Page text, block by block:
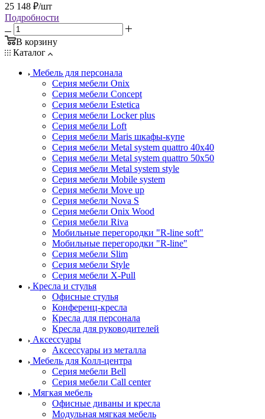
25 148 ₽/шт
Подробности
В корзину
Каталог
Мебель для персонала
Серия мебели Onix
Серия мебели Concept
Серия мебели Estetica
Серия мебели Locker plus
Серия мебели Loft
Серия мебели Maris шкафы-купе
Серия мебели Metal system quattro 40x40
Серия мебели Metal system quattro 50x50
Серия мебели Metal system style
Серия мебели Mobile system
Серия мебели Move up
Серия мебели Nova S
Серия мебели Onix Wood
Серия мебели Riva
Мобильные перегородки "R-line soft"
Мобильные перегородки "R-line"
Серия мебели Slim
Серия мебели Style
Серия мебели X-Pull
Кресла и стулья
Офисные стулья
Конференц-кресла
Кресла для персонала
Кресла для руководителей
Аксессуары
Аксессуары из металла
Мебель для Колл-центра
Серия мебели Bell
Серия мебели Call center
Мягкая мебель
Офисные диваны и кресла
Модульная мягкая мебель